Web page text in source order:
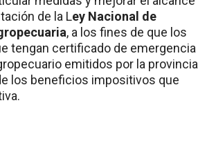
de la Ley Nacional de
, a los fines de que los
tengan certificado de emergencia
emitidos por la provincia
los beneficios impositivos que